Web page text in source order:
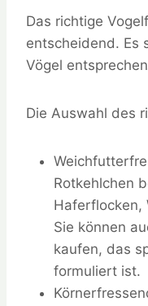
Das richtige
entscheidend. Es
Vögel
Die Auswahl des
Rotkehlchen
Haferflocken,
Sie können
kaufen, das
formuliert ist.